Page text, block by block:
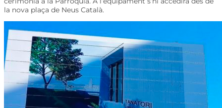
la nova plaça de Neus Català.